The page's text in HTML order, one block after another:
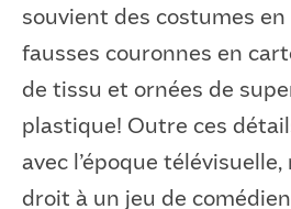
souvient des costumes
fausses couronnes en
de tissu et ornées de
plastique! Outre ces
avec l’époque
droit à un jeu de